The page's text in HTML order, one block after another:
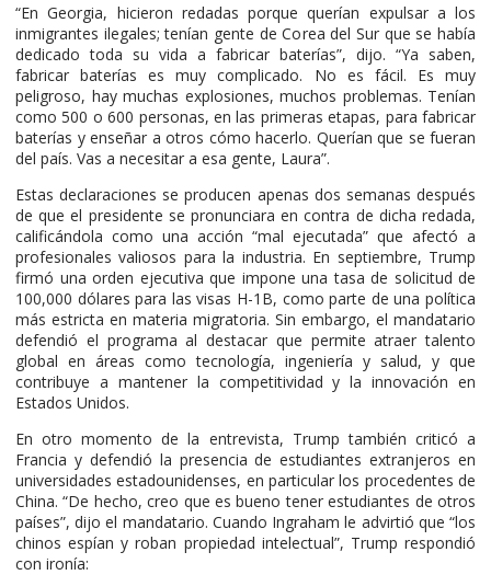
“En Georgia, hicieron redadas porque querían expulsar a los
inmigrantes ilegales; tenían gente de Corea del Sur que se había
dedicado toda su vida a fabricar baterías”, dijo. “Ya saben,
fabricar baterías es muy complicado. No es fácil. Es muy
peligroso, hay muchas explosiones, muchos problemas. Tenían
como 500 o 600 personas, en las primeras etapas, para fabricar
baterías y enseñar a otros cómo hacerlo. Querían que se fueran
del país. Vas a necesitar a esa gente, Laura”.
Estas declaraciones se producen apenas dos semanas después
de que el presidente se pronunciara en contra de dicha redada,
calificándola como una acción “mal ejecutada” que afectó a
profesionales valiosos para la industria. En septiembre, Trump
firmó una orden ejecutiva que impone una tasa de solicitud de
100,000 dólares para las visas H-1B, como parte de una política
más estricta en materia migratoria. Sin embargo, el mandatario
defendió el programa al destacar que permite atraer talento
global en áreas como tecnología, ingeniería y salud, y que
contribuye a mantener la competitividad y la innovación en
Estados Unidos.
En otro momento de la entrevista, Trump también criticó a
Francia y defendió la presencia de estudiantes extranjeros en
universidades estadounidenses, en particular los procedentes de
China. “De hecho, creo que es bueno tener estudiantes de otros
países”, dijo el mandatario. Cuando Ingraham le advirtió que “los
chinos espían y roban propiedad intelectual”, Trump respondió
con ironía: